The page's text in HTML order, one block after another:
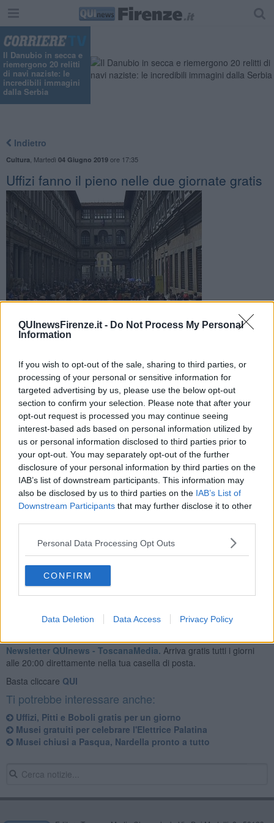
QUInewsFirenze.it - Do Not Process My Personal
Information
If you wish to opt-out of the sale, sharing to third parties, or
processing of your personal or sensitive information for
targeted advertising by us, please use the below opt-out
section to confirm your selection. Please note that after your
opt-out request is processed you may continue seeing
interest-based ads based on personal information utilized by
us or personal information disclosed to third parties prior to
your opt-out. You may separately opt-out of the further
disclosure of your personal information by third parties on the
IAB’s list of downstream participants. This information may
also be disclosed by us to third parties on the IAB’s List of
Downstream Participants that may further disclose it to other
Personal Data Processing Opt Outs
CONFIRM
Data Deletion Data Access Privacy Policy
Il Danubio in secca e
riemergono 20 relitti
di navi naziste: le
incredibili immagini
dalla Serbia
Indietro
Cultura Martedì 04 Giugno 2019ore 17:35
Uffizi fanno il pieno nelle due giornate gratis
Sabato 26 maggio e domenica 2 giugno l'entrata nella Galleria
FIRENZE —Il direttore degli Uffizi Eike Schmidt ha parlato a
margine di una conferenza stampa per sottolineare l'ottimo esito
delle due giornate a ingresso gratuito promosse per il Museo.
Sabato 26 maggio sono entrate 11895 persone, domenica 2
giugno Festa della Repubblica, 15399. Totale 27mila persone.
Schmidt ha sottolineato che "molti sono venuti ad ammirare le
nuove sale dedicate alla pittura del 500 toscano e veneto".
Newsletter QUInews - ToscanaMedia. Arriva gratis tutti i giorni
alle 20:00 direttamente nella tua casella di posta.
Basta cliccare QUI
Ti potrebbe interessare anche:
Uffizi, Pitti e Boboli gratis per un giorno
Musei gratuiti per celebrare l'Elettrice Palatina
Musei chiusi a Pasqua, Nardella pronto a tutto